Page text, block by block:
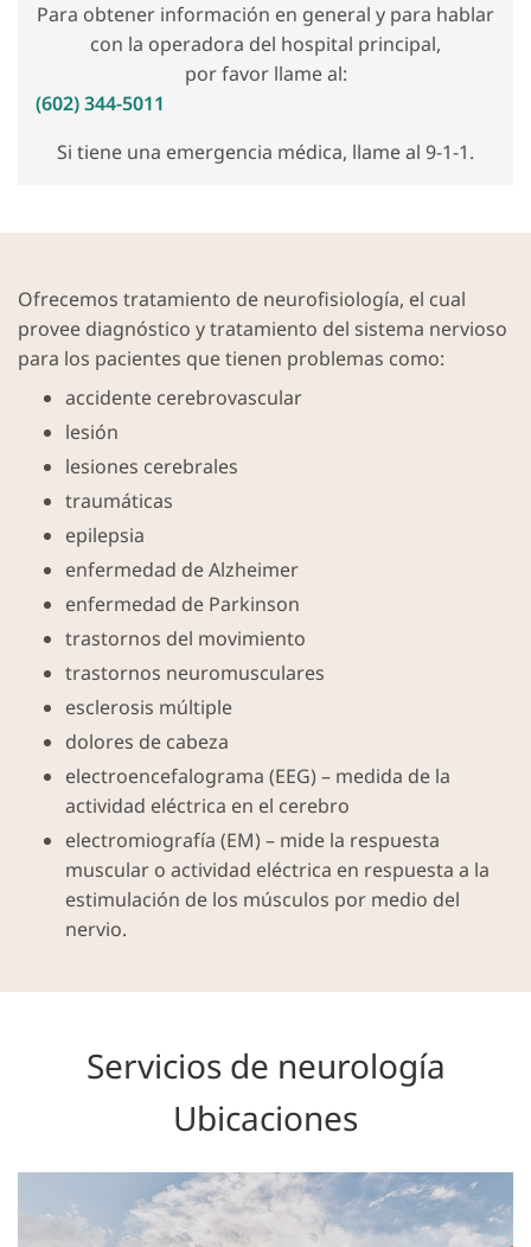
Para obtener información en general y para hablar
con la operadora del hospital principal,
por favor llame al:
(602) 344-5011
Si tiene una emergencia médica, llame al 9-1-1.
Ofrecemos tratamiento de neurofisiología, el cual
provee diagnóstico y tratamiento del sistema nervioso
para los pacientes que tienen problemas como:
accidente cerebrovascular
lesión
lesiones cerebrales
traumáticas
epilepsia
enfermedad de Alzheimer
enfermedad de Parkinson
trastornos del movimiento
trastornos neuromusculares
esclerosis múltiple
dolores de cabeza
electroencefalograma (EEG) – medida de la
actividad eléctrica en el cerebro
electromiografía (EM) – mide la respuesta
muscular o actividad eléctrica en respuesta a la
estimulación de los músculos por medio del
nervio.
Servicios de neurología
Ubicaciones